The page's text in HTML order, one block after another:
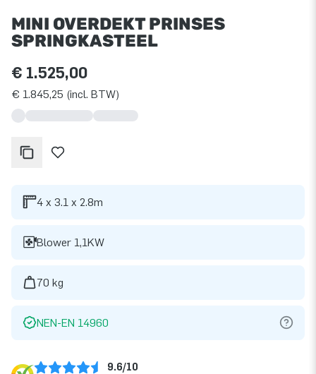
MINI OVERDEKT PRINSES
SPRINGKASTEEL
€ 1.525,00
€ 1.845,25 (incl. BTW)
4 x 3.1 x 2.8m
Blower 1,1KW
70 kg
NEN-EN 14960
9.6/10